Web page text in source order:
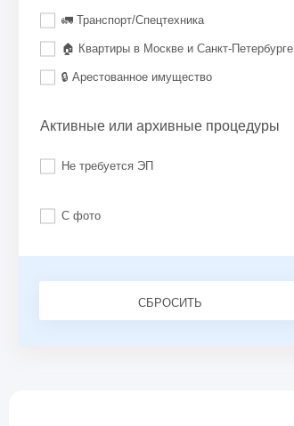
🚛 Транспорт/Спецтехника
🏠 Квартиры в Москве и Санкт-Петербурге
🔒 Арестованное имущество
Активные или архивные процедуры
Не требуется ЭП
С фото
СБРОСИТЬ